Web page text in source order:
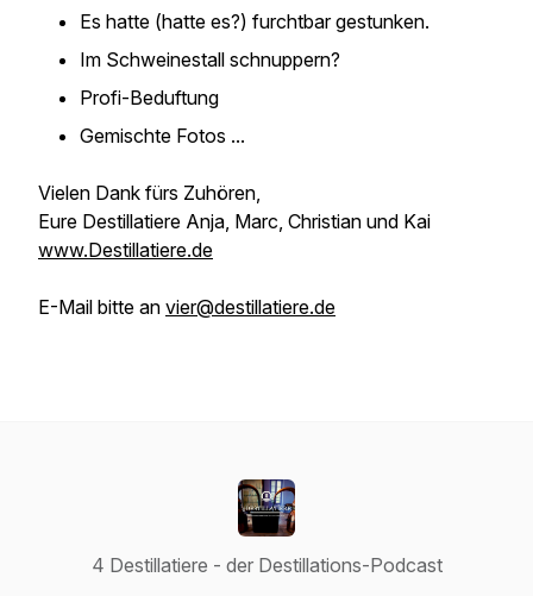
Es hatte (hatte es?) furchtbar gestunken.
Im Schweinestall schnuppern?
Profi-Beduftung
Gemischte Fotos ...
Vielen Dank fürs Zuhören,
Eure Destillatiere Anja, Marc, Christian und Kai
www.Destillatiere.de
E-Mail bitte an vier@destillatiere.de
4 Destillatiere - der Destillations-Podcast